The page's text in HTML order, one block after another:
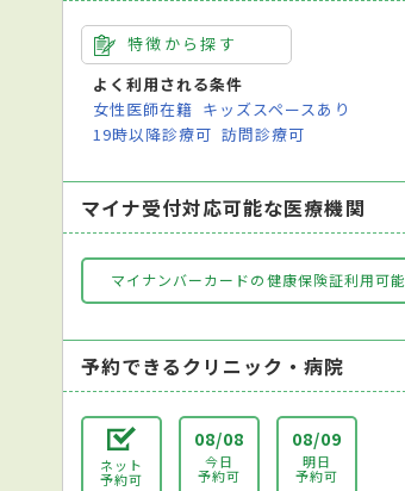
特徴から探す
よく利用される条件
女性医師在籍 キッズスペースあり
19時以降診療可 訪問診療可
マイナ受付対応可能な医療機関
マイナンバーカードの健康保険証利用可能
予約できるクリニック・病院
ネット
予約可
08/08
今日
予約可
08/09
明日
予約可